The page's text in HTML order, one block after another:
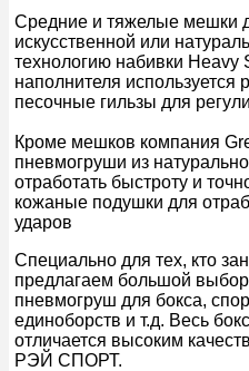
Средние и тяжелые мешки
искусственной или
технологию набивки Heavy
наполнителя используется
песочные гильзы для
Кроме мешков компания
пневмогруши из
отработать быстроту и
кожаные подушки для
ударов
Специально для тех, кто
предлагаем большой выбор
пневмогруш для бокса,
единоборств и т.д. Весь
отличается высоким
РЭЙ СПОРТ.